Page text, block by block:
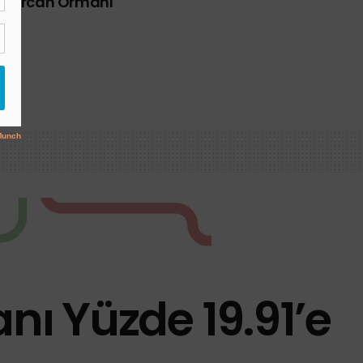
Yüzde 19.91’e